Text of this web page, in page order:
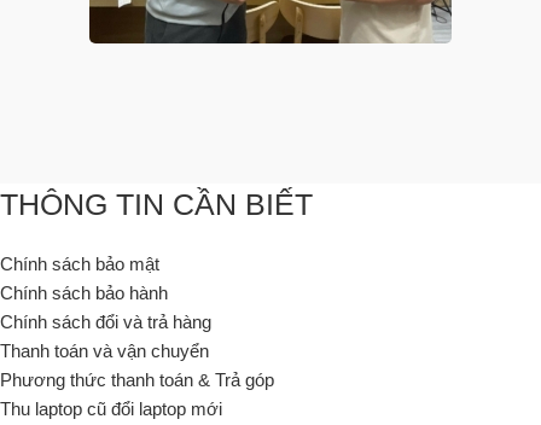
THÔNG TIN CẦN BIẾT
Chính sách bảo mật
Chính sách bảo hành
Chính sách đổi và trả hàng
Thanh toán và vận chuyển
Phương thức thanh toán & Trả góp
Thu laptop cũ đổi laptop mới